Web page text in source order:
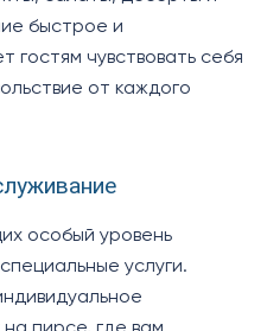
быстрое и
гостям чувствовать себя
от каждого
особый уровень
услуги.